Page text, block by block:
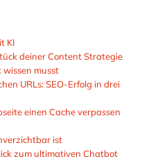
KI
deiner Content Strategie
musst
URLs: SEO-Erfolg in drei
einen Cache verpassen
ist
zum ultimativen Chatbot